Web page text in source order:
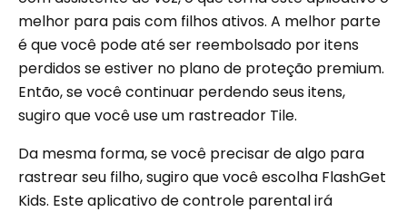
melhor para pais com filhos ativos. A melhor parte
é que você pode até ser reembolsado por itens
perdidos se estiver no plano de proteção premium.
Então, se você continuar perdendo seus itens,
sugiro que você use um rastreador Tile.
Da mesma forma, se você precisar de algo para
rastrear seu filho, sugiro que você escolha FlashGet
Kids. Este aplicativo de controle parental irá